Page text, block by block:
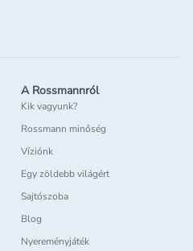
A Rossmannról
Kik vagyunk?
Rossmann minőség
Víziónk
Egy zöldebb világért
Sajtószoba
Blog
Nyereményjáték